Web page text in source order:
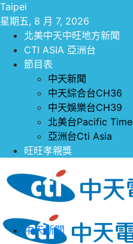
Taipei
星期五, 8 月 7, 2026
北美中天中旺地方新聞
CTI ASIA 亞洲台
節目表
中天新聞
中天綜合台CH36
中天娛樂台CH39
北美台Pacific Time
亞洲台Cti Asia
旺旺孝親獎
中天新聞